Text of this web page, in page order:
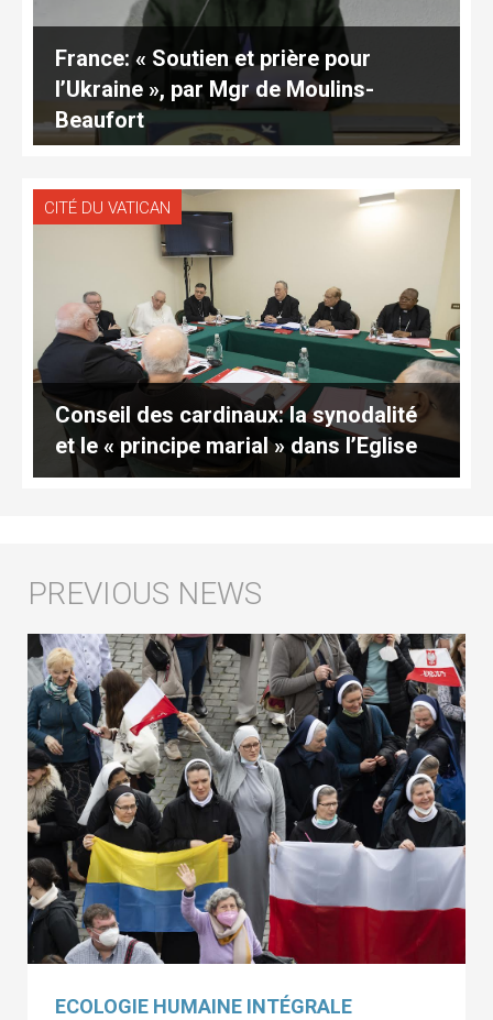
France: « Soutien et prière pour
l’Ukraine », par Mgr de Moulins-
Beaufort
CITÉ DU VATICAN
Conseil des cardinaux: la synodalité
et le « principe marial » dans l’Eglise
ECOLOGIE HUMAINE INTÉGRALE